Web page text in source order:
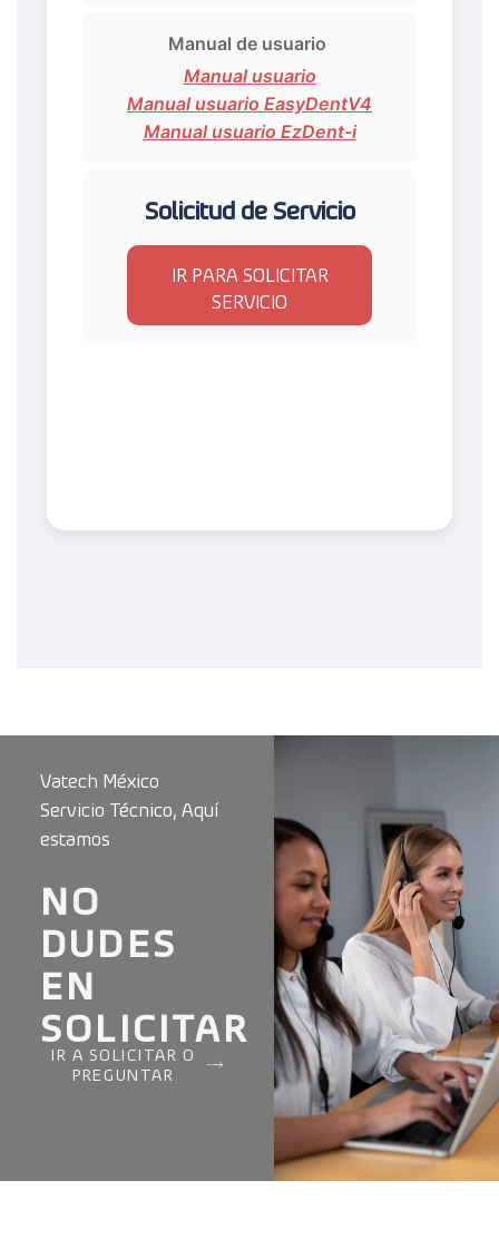
Manual de usuario
Manual usuario
Manual usuario EasyDentV4
Manual usuario EzDent-i
Solicitud de Servicio
IR PARA SOLICITAR
SERVICIO
Vatech México
Servicio Técnico, Aquí
estamos
NO
DUDES
EN
SOLICITAR
IR A SOLICITAR O
PREGUNTAR